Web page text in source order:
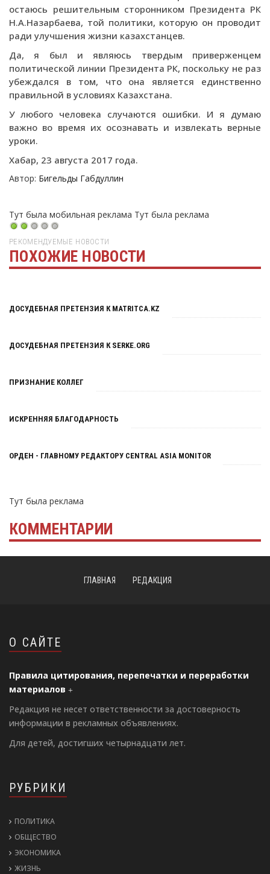
остаюсь решительным сторонником Президента РК
Н.А.Назарбаева, той политики, которую он проводит
ради улучшения жизни казахстанцев.
Да, я был и являюсь твердым приверженцем
политической линии Президента РК, поскольку не раз
убеждался в том, что она является единственно
правильной в условиях Казахстана.
У любого человека случаются ошибки. И я думаю
важно во время их осознавать и извлекать верные
уроки.
Хабар, 23 августа 2017 года.
Автор: Бигельды Габдуллин
Тут была мобильная реклама Тут была реклама
РЕКОМЕНДУЕМЫЕ НОВОСТИ
ПОХОЖИЕ НОВОСТИ
Тут была реклама
ДОСУДЕБНАЯ ПРЕТЕНЗИЯ К MATRITCA.KZ
ДОСУДЕБНАЯ ПРЕТЕНЗИЯ К SERKE.ORG
ПРИЗНАНИЕ КОЛЛЕГ
ИСКРЕННЯЯ БЛАГОДАРНОСТЬ
ОРДЕН - ГЛАВНОМУ РЕДАКТОРУ CENTRAL ASIA MONITOR
Тут была реклама
КОММЕНТАРИИ
ГЛАВНАЯ РЕДАКЦИЯ
О САЙТЕ
Правила цитирования, перепечатки и переработки
материалов
Редакция не несет ответственности за достоверность
информации в рекламных объявлениях.
Для детей, достигших четырнадцати лет.
РУБРИКИ
ПОЛИТИКА
ОБЩЕСТВО
ЭКОНОМИКА
ЖИЗНЬ